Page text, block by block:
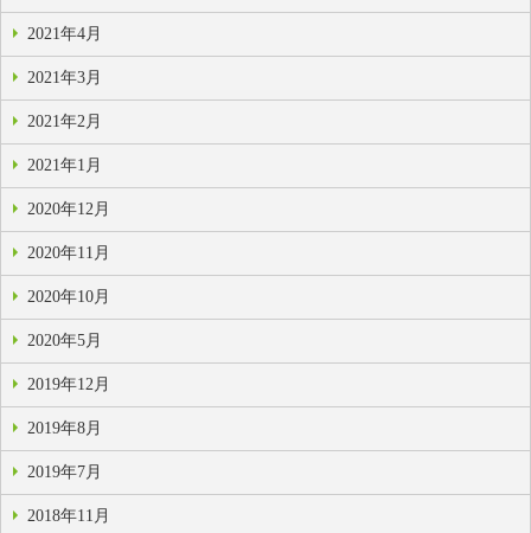
2021年4月
2021年3月
2021年2月
2021年1月
2020年12月
2020年11月
2020年10月
2020年5月
2019年12月
2019年8月
2019年7月
2018年11月